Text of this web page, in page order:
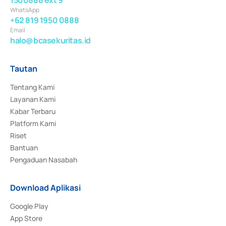
WhatsApp
+62 819 1950 0888
Email
halo@bcasekuritas.id
Tautan
Tentang Kami
Layanan Kami
Kabar Terbaru
Platform Kami
Riset
Bantuan
Pengaduan Nasabah
Download Aplikasi
Google Play
App Store